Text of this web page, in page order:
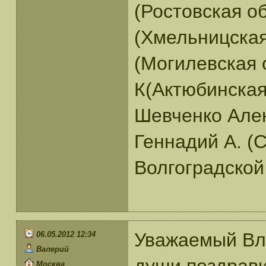
(Ростовская
Шевченко
Геннадий А.
06.05.2012 12:34
Валерий
Москва
Уважаемый